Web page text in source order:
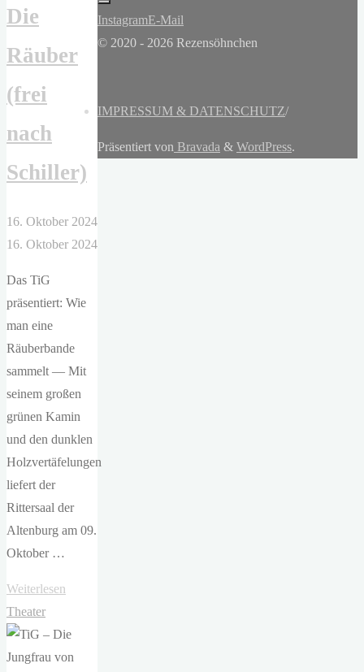
Die
Räuber
(frei
nach
Schiller)
16. Oktober 2024
16. Oktober 2024
Das TiG
präsentiert: Wie
man eine
Räuberbande
sammelt — Mit
seinem großen
grünen Kamin
und den dunklen
Holzvertäfelungen
liefert der
Rittersaal der
Altenburg am 09.
Oktober …
Weiterlesen
Die
Räuber
Theater
InstagramE-Mail
© 2020 - 2026 Rezensöhnchen
IMPRESSUM & DATENSCHUTZ/
Präsentiert von Bravada & WordPress.